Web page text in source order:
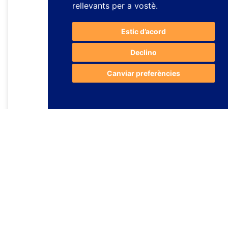
rellevants per a vostè.
Estic d’acord
Declino
Canviar preferències